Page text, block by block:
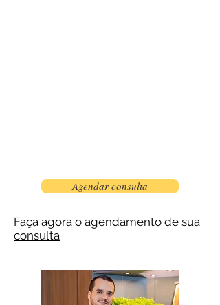
Agendar consulta
Faça agora o agendamento de sua
consulta